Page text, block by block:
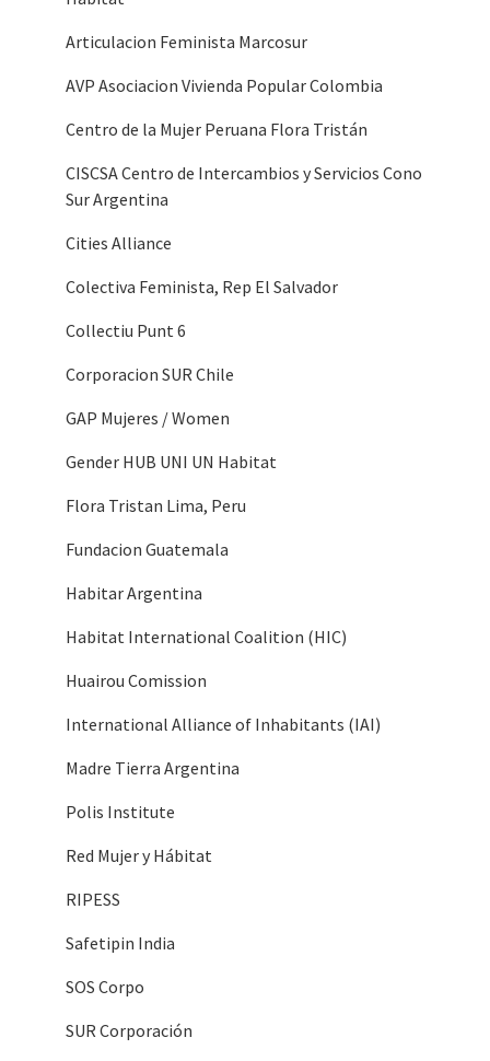
Articulacion Feminista Marcosur
AVP Asociacion Vivienda Popular Colombia
Centro de la Mujer Peruana Flora Tristán
CISCSA Centro de Intercambios y Servicios Cono
Sur Argentina
Cities Alliance
Colectiva Feminista, Rep El Salvador
Collectiu Punt 6
Corporacion SUR Chile
GAP Mujeres / Women
Gender HUB UNI UN Habitat
Flora Tristan Lima, Peru
Fundacion Guatemala
Habitar Argentina
Habitat International Coalition (HIC)
Huairou Comission
International Alliance of Inhabitants (IAI)
Madre Tierra Argentina
Polis Institute
Red Mujer y Hábitat
RIPESS
Safetipin India
SOS Corpo
SUR Corporación